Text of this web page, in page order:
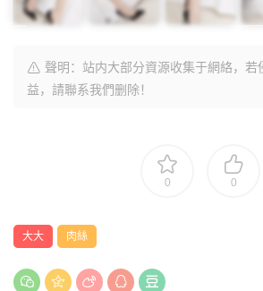
聲明：站内大部分資源收集于網絡，若
益，請聯系我們删除！
0 0
大大 肉絲